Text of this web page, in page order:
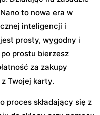
to nowa era w
inteligencji i
prosty, wygodny i
prostu bierzesz
za zakupy
Twojej karty.
proces składający się z